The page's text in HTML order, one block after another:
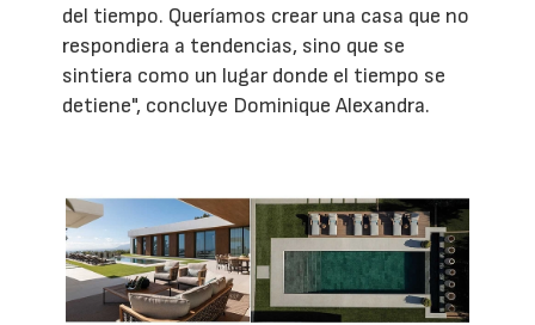
del tiempo. Queríamos crear una casa que no
respondiera a tendencias, sino que se
sintiera como un lugar donde el tiempo se
detiene", concluye Dominique Alexandra.